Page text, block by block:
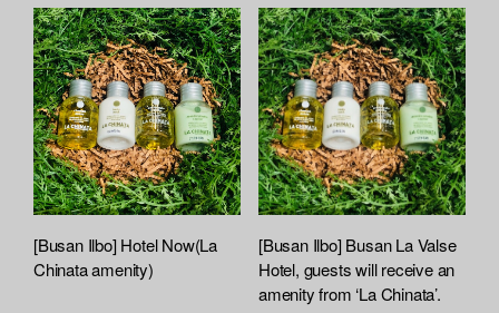
[Busan Ilbo] Hotel Now(La
Chinata amenity)
[Busan Ilbo] Busan La Valse
Hotel, guests will receive an
amenity from ‘La Chinata’.